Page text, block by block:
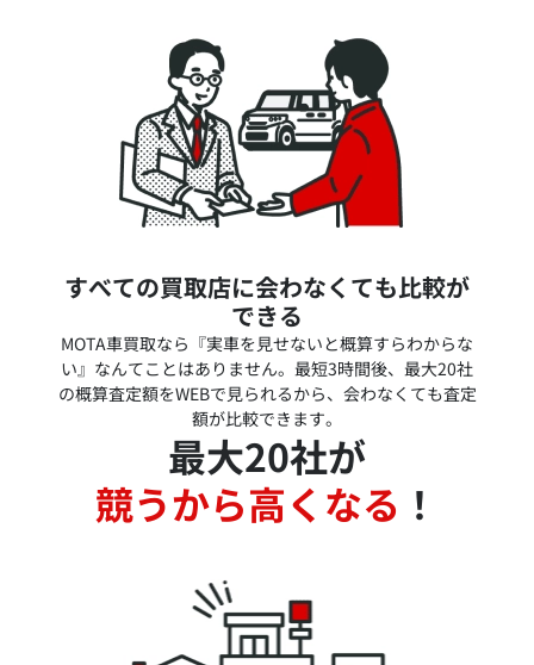
すべての買取店に会わなくても比較が
できる
MOTA車買取なら『実車を見せないと概算すらわからな
い』なんてことはありません。最短3時間後、最大20社
の概算査定額をWEBで見られるから、会わなくても査定
額が比較できます。
最大20社が
競うから高くなる ！